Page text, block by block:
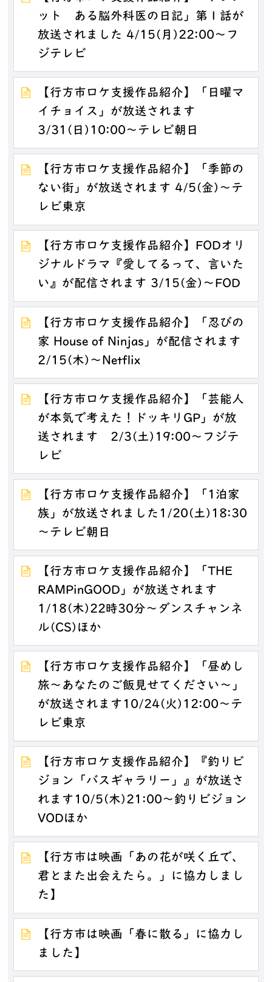
ット ある脳外科医の日記」第１話が
放送されました 4/15(月)22:00～フ
ジテレビ
【行方市ロケ支援作品紹介】「日曜マ
イチョイス」が放送されます
3/31(日)10:00～テレビ朝日
【行方市ロケ支援作品紹介】「季節の
ない街」が放送されます 4/5(金)～テ
レビ東京
【行方市ロケ支援作品紹介】FODオリ
ジナルドラマ『愛してるって、言いた
い』が配信されます 3/15(金)～FOD
【行方市ロケ支援作品紹介】「忍びの
家 House of Ninjas」が配信されます
2/15(木)～Netflix
【行方市ロケ支援作品紹介】「芸能人
が本気で考えた！ドッキリGP」が放
送されます 2/3(土)19:00～フジテ
レビ
【行方市ロケ支援作品紹介】「1泊家
族」が放送されました1/20(土)18:30
～テレビ朝日
【行方市ロケ支援作品紹介】「THE
RAMPinGOOD」が放送されます
1/18(木)22時30分～ダンスチャンネ
ル(CS)ほか
【行方市ロケ支援作品紹介】「昼めし
旅～あなたのご飯見せてください～」
が放送されます10/24(火)12:00～テ
レビ東京
【行方市ロケ支援作品紹介】『釣りビ
ジョン「バスギャラリー」』が放送さ
れます10/5(木)21:00～釣りビジョン
VODほか
【行方市は映画「あの花が咲く丘で、
君とまた出会えたら。」に協力しまし
た】
【行方市は映画「春に散る」に協力し
ました】